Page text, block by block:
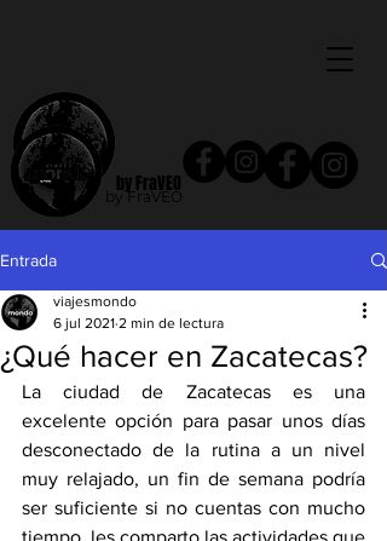
by FraVEO
by FraVEO
Entrada
¿Qué hacer en Zacatecas?
viajesmondo
6 jul 2021 2 min de lectura
La ciudad de Zacatecas es una
excelente opción para pasar unos días
desconectado de la rutina a un nivel
muy relajado, un fin de semana podría
ser suficiente si no cuentas con mucho
tiempo, les comparto las actividades que